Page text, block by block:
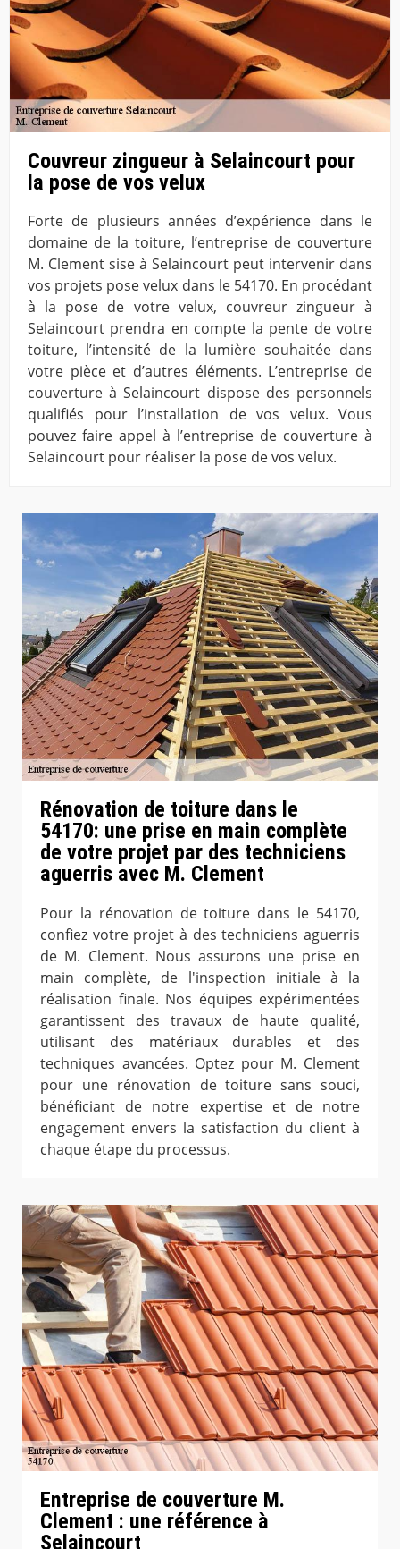
Couvreur zingueur à Selaincourt pour
la pose de vos velux
Forte de plusieurs années d’expérience dans le
domaine de la toiture, l’entreprise de couverture
M. Clement sise à Selaincourt peut intervenir dans
vos projets pose velux dans le 54170. En procédant
à la pose de votre velux, couvreur zingueur à
Selaincourt prendra en compte la pente de votre
toiture, l’intensité de la lumière souhaitée dans
votre pièce et d’autres éléments. L’entreprise de
couverture à Selaincourt dispose des personnels
qualifiés pour l’installation de vos velux. Vous
pouvez faire appel à l’entreprise de couverture à
Selaincourt pour réaliser la pose de vos velux.
Rénovation de toiture dans le
54170: une prise en main complète
de votre projet par des techniciens
aguerris avec M. Clement
Pour la rénovation de toiture dans le 54170,
confiez votre projet à des techniciens aguerris
de M. Clement. Nous assurons une prise en
main complète, de l'inspection initiale à la
réalisation finale. Nos équipes expérimentées
garantissent des travaux de haute qualité,
utilisant des matériaux durables et des
techniques avancées. Optez pour M. Clement
pour une rénovation de toiture sans souci,
bénéficiant de notre expertise et de notre
engagement envers la satisfaction du client à
chaque étape du processus.
Entreprise de couverture M.
Clement : une référence à
Selaincourt